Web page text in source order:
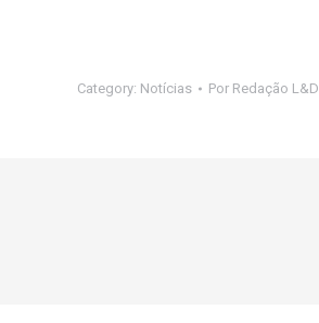
Category: Notícias Por Redação L&D